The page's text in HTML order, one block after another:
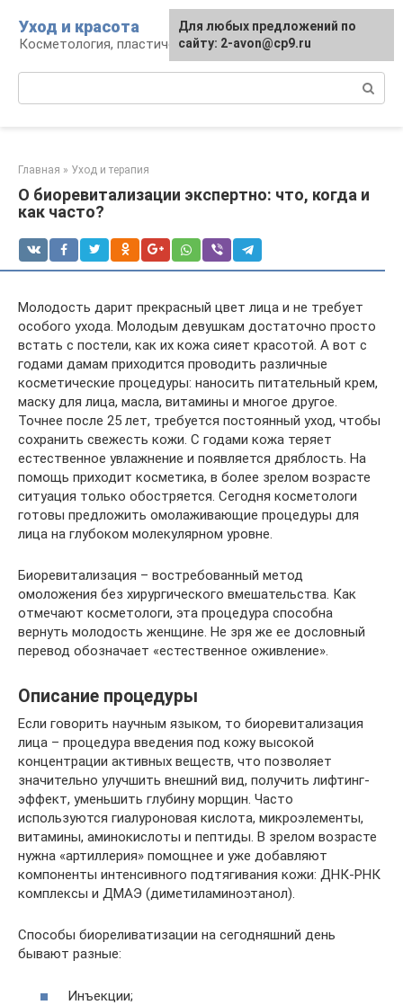
контенту
Уход и красота
Косметология, пластическая хирургия, уход
Главная » Уход и терапия
О биоревитализации экспертно: что, когда и
как часто?
Молодость дарит прекрасный цвет лица и не требует
особого ухода. Молодым девушкам достаточно просто
встать с постели, как их кожа сияет красотой. А вот с
годами дамам приходится проводить различные
косметические процедуры: наносить питательный крем,
маску для лица, масла, витамины и многое другое.
Точнее после 25 лет, требуется постоянный уход, чтобы
сохранить свежесть кожи. С годами кожа теряет
естественное увлажнение и появляется дряблость. На
помощь приходит косметика, в более зрелом возрасте
ситуация только обостряется. Сегодня косметологи
готовы предложить омолаживающие процедуры для
лица на глубоком молекулярном уровне.
Биоревитализация – востребованный метод
омоложения без хирургического вмешательства. Как
отмечают косметологи, эта процедура способна
вернуть молодость женщине. Не зря же ее дословный
перевод обозначает «естественное оживление».
Описание процедуры
Если говорить научным языком, то биоревитализация
лица – процедура введения под кожу высокой
концентрации активных веществ, что позволяет
значительно улучшить внешний вид, получить лифтинг-
эффект, уменьшить глубину морщин. Часто
используются гиалуроновая кислота, микроэлементы,
витамины, аминокислоты и пептиды. В зрелом возрасте
нужна «артиллерия» помощнее и уже добавляют
компоненты интенсивного подтягивания кожи: ДНК-РНК
комплексы и ДМАЭ (диметиламиноэтанол).
Способы биореливатизации на сегодняшний день
бывают разные:
Инъекции;
Для любых предложений по
сайту: 2-avon@cp9.ru